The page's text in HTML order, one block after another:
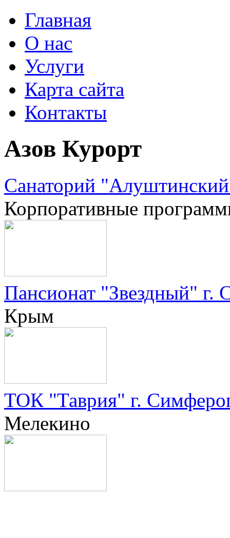
Главная
О нас
Услуги
Карта сайта
Контакты
Азов Курорт
Санаторий
Корпоративные
Пансионат "Звездный" г.
Крым
ТОК "Таврия" г.
Мелекино